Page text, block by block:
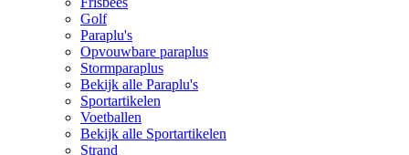
Golf
Paraplu's
Opvouwbare paraplus
Stormparaplus
Bekijk alle Paraplu's
Sportartikelen
Voetballen
Bekijk alle Sportartikelen
Strand